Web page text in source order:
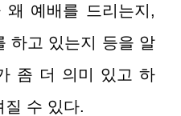
예배를 드리는지,
하고 있는지 등을 알
좀 더 의미 있고 하
질 수 있다.